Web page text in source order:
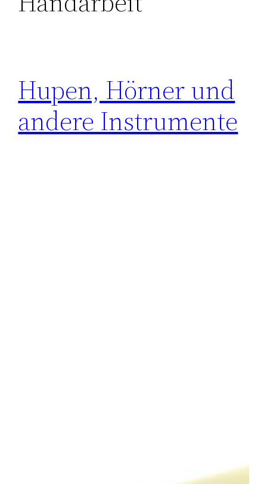
Hupen, Hörner und
andere Instrumente